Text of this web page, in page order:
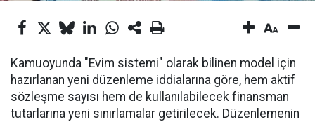
Kamuoyunda "Evim sistemi" olarak bilinen model için
hazırlanan yeni düzenleme iddialarına göre, hem aktif
sözleşme sayısı hem de kullanılabilecek finansman
tutarlarına yeni sınırlamalar getirilecek. Düzenlemenin